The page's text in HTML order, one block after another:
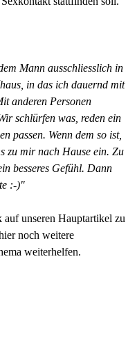
Mann ausschliesslich in
in das ich dauernd mit
anderen Personen
schlürfen was, reden ein
passen. Wenn dem so ist,
zu mir nach Hause ein. Zu
besseres Gefühl. Dann
:-)"
unseren Hauptartikel zu
noch weitere
weiterhelfen.